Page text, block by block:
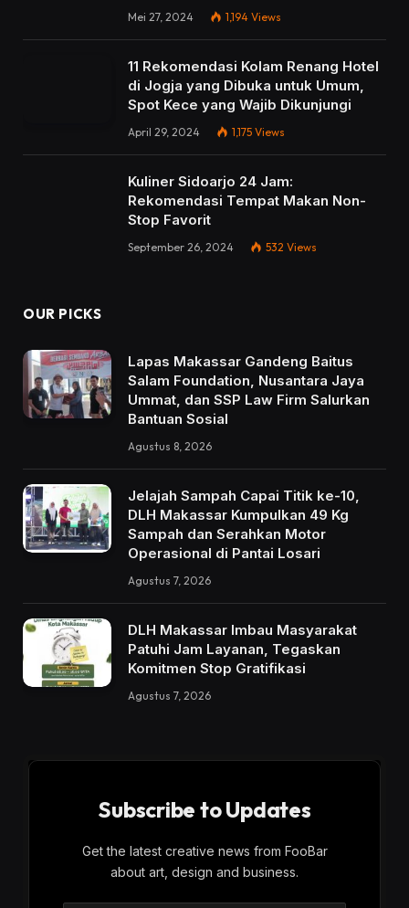
Mei 27, 2024 1,194 Views
11 Rekomendasi Kolam Renang Hotel
di Jogja yang Dibuka untuk Umum,
Spot Kece yang Wajib Dikunjungi
April 29, 2024 1,175 Views
Kuliner Sidoarjo 24 Jam:
Rekomendasi Tempat Makan Non-
Stop Favorit
September 26, 2024 532 Views
OUR PICKS
Lapas Makassar Gandeng Baitus
Salam Foundation, Nusantara Jaya
Ummat, dan SSP Law Firm Salurkan
Bantuan Sosial
Agustus 8, 2026
Jelajah Sampah Capai Titik ke-10,
DLH Makassar Kumpulkan 49 Kg
Sampah dan Serahkan Motor
Operasional di Pantai Losari
Agustus 7, 2026
DLH Makassar Imbau Masyarakat
Patuhi Jam Layanan, Tegaskan
Komitmen Stop Gratifikasi
Agustus 7, 2026
Subscribe to Updates
Get the latest creative news from FooBar
about art, design and business.